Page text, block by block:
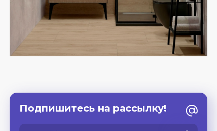
Подпишитесь на рассылку!